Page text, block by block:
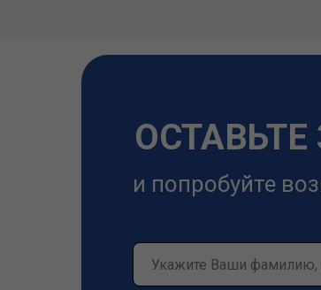
и попробуйте